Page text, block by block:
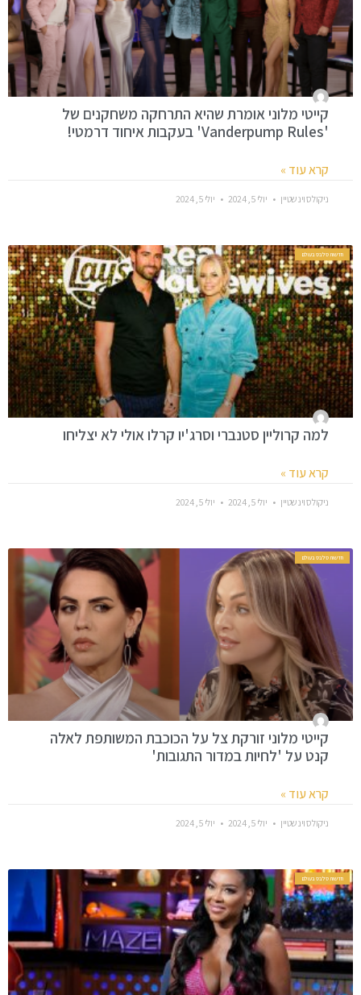
קייטי מלוני אומרת שהיא התרחקה משחקנים של
'Vanderpump Rules' בעקבות איחוד דרמטי!
קרא עוד »
ניקולס וינשטיין יולי 5, 2024 יולי 5, 2024
חדשות סלבס בעולם
למה קרוליין סטנברי וסרג'יו קרלו אולי לא יצליחו
קרא עוד »
ניקולס וינשטיין יולי 5, 2024 יולי 5, 2024
חדשות סלבס בעולם
קייטי מלוני זורקת צל על הכוכבת המשותפת לאלה
קנט על 'לחיות במדור התגובות'
קרא עוד »
ניקולס וינשטיין יולי 5, 2024 יולי 5, 2024
חדשות סלבס בעולם